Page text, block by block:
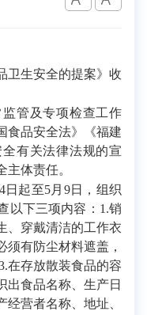
生安全的提案》收
监管及专项检查工作
食品安全法》《福建
有关法律法规的宣
体责任。
日起至5月9日，组织
以下三项内容：1.销
、穿戴清洁的工作衣
须有防尘材料遮盖，
在存放散装食品的容
出食品名称、生产日
营者名称、地址、